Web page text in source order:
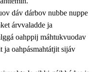
dáv dárbov nubbe nuppe
árvvaladde ja
oahppij máhtukvuodav
ja oahpásmahtátjit sijáv